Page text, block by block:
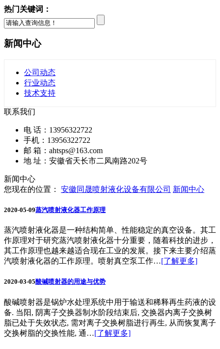
热门关键词：
新闻中心
公司动态
行业动态
技术支持
联系我们
电 话：13956322722
手机：13956322722
邮 箱：ahtsps@163.com
地 址：安徽省天长市二凤南路202号
新闻中心
您现在的位置： 安徽同晟喷射液化设备有限公司 新闻中心
2020-05-09蒸汽喷射液化器工作原理
蒸汽喷射液化器是一种结构简单、性能稳定的真空设备。其工
作原理对于研究蒸汽喷射液化器十分重要，随着科技的进步，
其工作原理也越来越适合现在工业的发展。接下来主要介绍蒸
汽喷射液化器的工作原理。喷射真空泵工作…[了解更多]
2020-03-05酸碱喷射器的用途与优势
酸碱喷射器是锅炉水处理系统中用于输送和稀释再生药液的设
备. 当阳, 阴离子交换器制水阶段结束后, 交换器内离子交换树
脂已处于失效状态, 需对离子交换树脂进行再生, 从而恢复离子
交换树脂的交换性能, 通…[了解更多]